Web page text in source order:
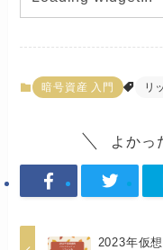
暗号資産 入門 リ
よかっ
2023年仮